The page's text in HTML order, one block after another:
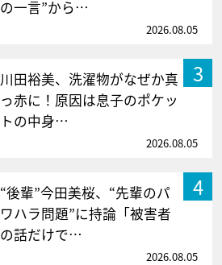
の一言”から…
2026.08.05
3
川田裕美、洗濯物がなぜか真
っ赤に！原因は息子のポケッ
トの中身…
2026.08.05
4
“後輩”今田美桜、“先輩のパ
ワハラ問題”に持論「被害者
の話だけで…
2026.08.05